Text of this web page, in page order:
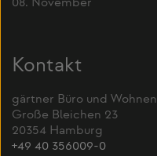
08. November
Kontakt
gärtner Büro und Wohnen
Große Bleichen 23
20354 Hamburg
+49 40 356009-0